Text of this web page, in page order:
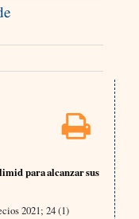
para alcanzar sus
2021; 24 (1)